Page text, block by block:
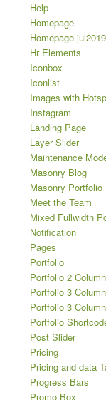
Help
Homepage
Homepage jul2019
Hr Elements
Iconbox
Iconlist
Images with
Instagram
Landing Page
Layer Slider
Maintenance
Masonry Blog
Masonry Portfolio
Meet the Team
Mixed Fullwidth
Notification
Pages
Portfolio
Portfolio 2 Column
Portfolio 3 Column
Portfolio 3
Portfolio
Post Slider
Pricing
Pricing and data
Progress Bars
Promo Box